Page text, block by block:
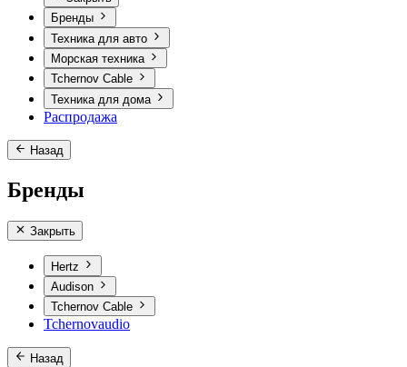
Бренды
Техника для авто
Морская техника
Tchernov Cable
Техника для дома
Распродажа
Назад
Бренды
Закрыть
Hertz
Audison
Tchernov Cable
Tchernovaudio
Назад